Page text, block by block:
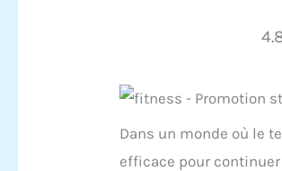
Dans un monde où le
efficace pour